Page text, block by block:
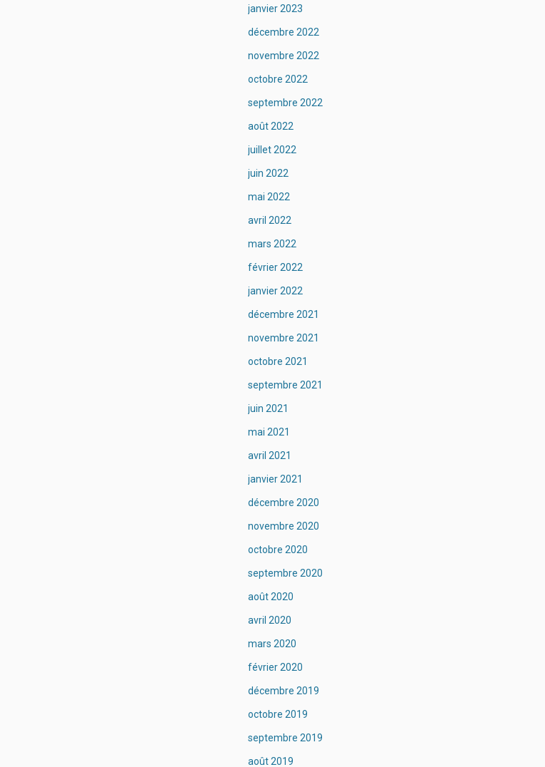
janvier 2023
décembre 2022
novembre 2022
octobre 2022
septembre 2022
août 2022
juillet 2022
juin 2022
mai 2022
avril 2022
mars 2022
février 2022
janvier 2022
décembre 2021
novembre 2021
octobre 2021
septembre 2021
juin 2021
mai 2021
avril 2021
janvier 2021
décembre 2020
novembre 2020
octobre 2020
septembre 2020
août 2020
avril 2020
mars 2020
février 2020
décembre 2019
octobre 2019
septembre 2019
août 2019